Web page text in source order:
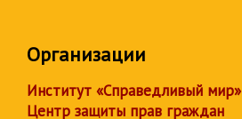
Организации
Институт «Справедливый мир»
Центр защиты прав граждан